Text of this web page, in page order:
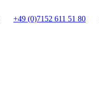
+49 (0)7152 611 51 80